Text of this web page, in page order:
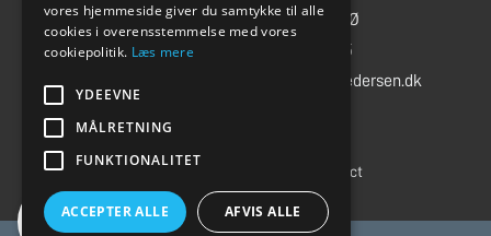
6705 Esbjerg Ø
75 14 03 55
info@bent-pedersen.dk
Code of Conduct
vores hjemmeside giver du samtykke til alle
cookies i overensstemmelse med vores
cookiepolitik. Læs mere
YDEEVNE
MÅLRETNING
FUNKTIONALITET
ACCEPTER ALLE AFVIS ALLE